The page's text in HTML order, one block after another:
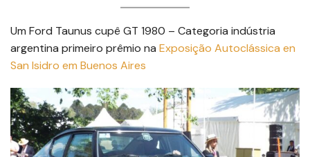
Um Ford Taunus cupê GT 1980 – Categoria indústria
argentina primeiro prêmio na Exposição Autoclássica en
San Isidro em Buenos Aires